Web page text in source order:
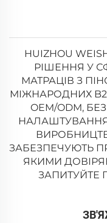
HUIZHOU
РІШЕННЯ У
МАТРАЦІВ З
МІЖНАРОДНИХ
OEM/ODM,
ЗАБЕЗПЕЧУЮТЬ
ЯКИМИ
ЗАПИТУЙТЕ